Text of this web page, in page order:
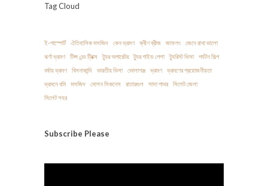
Tag Cloud
ই-পাস্পোর্ট ঐতিহাসিক মসজিদ কেন ভ্রমণ ক্বীণ ব্রীজ জাফলং
জেনে রাখা ভালো
ঝর্ণা ভ্রমণ
টিপ্স এন্ড ট্রিক্স ট্যুর অপারেটর ট্যুর গাইড পেশা ট্যুরিস্ট ভিসা
পর্যটন শিল্প
বর্ষায় ভ্রমণ
বিসনাকান্দি ভারতীয় ভিসা ভোলাগঞ্জ ভ্রমণ
ভ্রমণের প্রয়োজনীয়তা
ভ্রমনে বমি
মসজিদ মোশন সিকনেস রাতারগুল সাদা পাথর
সিলেট জেলা
সিলেট শহর
Subscribe Please